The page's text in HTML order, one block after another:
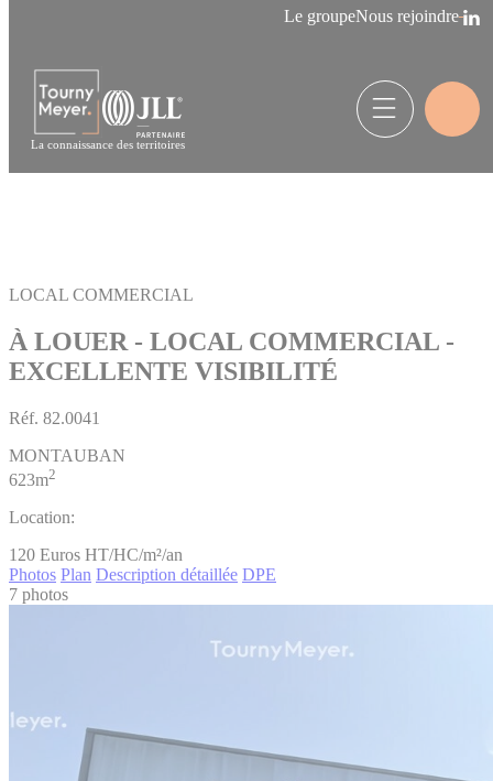
Le groupeNous rejoindre
La connaissance des territoires
LOCAL COMMERCIAL
À LOUER - LOCAL COMMERCIAL -
EXCELLENTE VISIBILITÉ
Réf. 82.0041
MONTAUBAN
623m2
Location:
120 Euros HT/HC/m²/an
Photos Plan Description détaillée DPE
7 photos